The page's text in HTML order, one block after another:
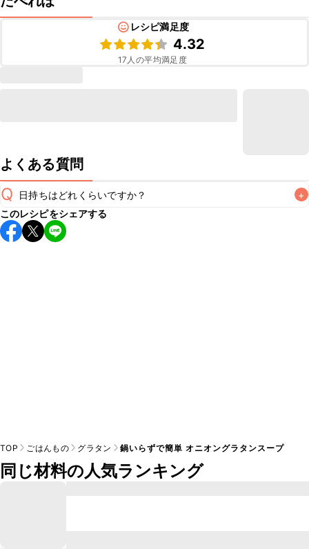
レシピ満足度
4.32
17 人の平均満足度
よくある質問
Q 日持ちはどれくらいですか？ +
こちらのレシピは出来たてをお召し上がりいただくことをお
すすめします。
このレシピをシェアする
TOP ごはんもの グラタン 鍋いらずで簡単 オニオングラタンスープ
同じ材料の人気ランキング